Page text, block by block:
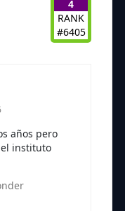
4
RANK
#6405
años pero
instituto